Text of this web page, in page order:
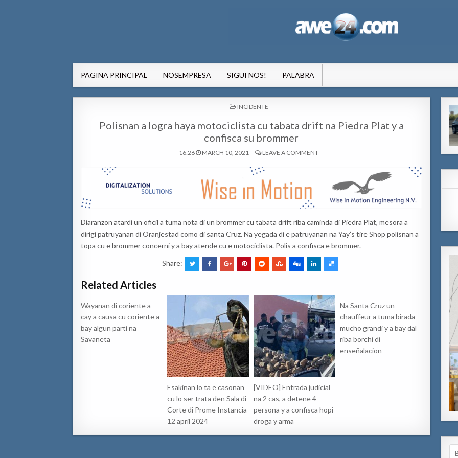
PAGINA PRINCIPAL NOSEMPRESA SIGUI NOS! PALABRA
POSTED
IN
INCIDENTE
Polisnan a logra haya motociclista cu tabata drift na Piedra Plat y a
confisca su brommer
16:26 MARCH 10, 2021 LEAVE A COMMENT
Diaranzon atardi un oficil a tuma nota di un brommer cu tabata drift riba caminda di Piedra Plat, mesora a
dirigi patruyanan di Oranjestad como di santa Cruz. Na yegada di e patruyanan na Yay’s tire Shop polisnan a
topa cu e brommer concerni y a bay atende cu e motociclista. Polis a confisca e brommer.
Share:
Related Articles
Wayanan di coriente a
cay a causa cu coriente a
bay algun parti na
Savaneta
Esakinan lo ta e casonan
cu lo ser trata den Sala di
Corte di Prome Instancia
12 april 2024
[VIDEO] Entrada judicial
na 2 cas, a detene 4
persona y a confisca hopi
droga y arma
Na Santa Cruz un
chauffeur a tuma birada
mucho grandi y a bay dal
riba borchi di
enseñalacion